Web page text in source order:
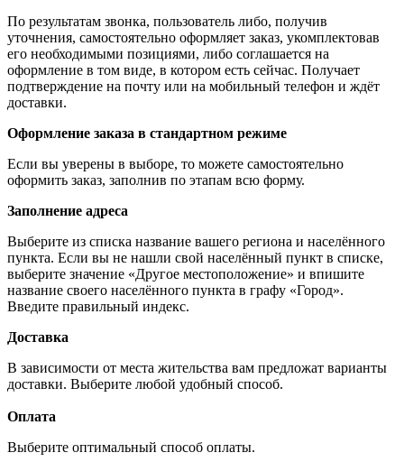
По результатам звонка, пользователь либо, получив
уточнения, самостоятельно оформляет заказ, укомплектовав
его необходимыми позициями, либо соглашается на
оформление в том виде, в котором есть сейчас. Получает
подтверждение на почту или на мобильный телефон и ждёт
доставки.
Оформление заказа в стандартном режиме
Если вы уверены в выборе, то можете самостоятельно
оформить заказ, заполнив по этапам всю форму.
Заполнение адреса
Выберите из списка название вашего региона и населённого
пункта. Если вы не нашли свой населённый пункт в списке,
выберите значение «Другое местоположение» и впишите
название своего населённого пункта в графу «Город».
Введите правильный индекс.
Доставка
В зависимости от места жительства вам предложат варианты
доставки. Выберите любой удобный способ.
Оплата
Выберите оптимальный способ оплаты.